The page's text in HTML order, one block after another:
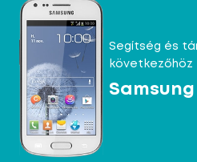
Segítség és
következőhöz